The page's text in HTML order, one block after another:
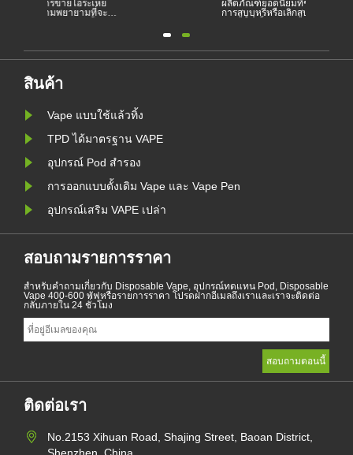
ผลิตภัณฑ์ยอดนิยมที่ช่วยให้ผู้บริโภคลด
การสูบบุหรี่หรือเลิกสูบบุหรี่ บทความนี้
ของบุหรี่อิเล็กทรอนิกส์ตามประเทศ
พื้นที่ที่ห้ามผลิตภัณฑ์สูบไอ
แบนในเ
แวดล้อม
สินค้า
Vape แบบใช้แล้วทิ้ง
TPD ได้มาตรฐาน VAPE
อุปกรณ์ Pod สำรอง
การออกแบบดั้งเดิม Vape และ Vape Pen
อุปกรณ์เสริม VAPE เปล่า
สอบถามรายการราคา
สำหรับคำถามเกี่ยวกับ Disposable Vape, อุปกรณ์ทดแทน Pod, Disposable
Vape 400-600 พัฟหรือรายการราคา โปรดฝากอีเมลถึงเราและเราจะติดต่อ
กลับภายใน 24 ชั่วโมง
ติดต่อเรา
No.2153 Xihuan Road, Shajing Street, Baoan District,